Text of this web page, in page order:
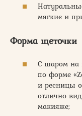
мягкие и
Форма щеточки
С шаром на
по форме
и ресницы
отлично
макияже;